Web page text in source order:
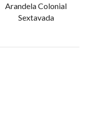
Arandela Colonial
Sextavada